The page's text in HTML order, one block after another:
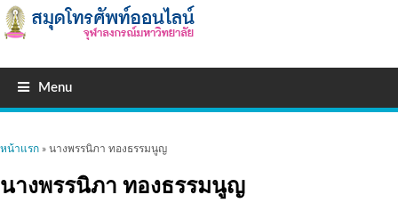
Menu
คุณอยู่ที่นี่
หน้าแรก » นางพรรนิภา ทองธรรมนูญ
นางพรรนิภา ทองธรรมนูญ